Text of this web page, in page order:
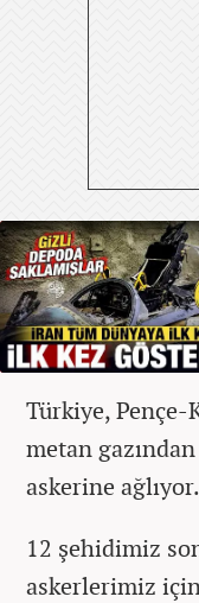
Türkiye,
metan
askerine ağlıyor.
12 şehidimiz
askerlerimiz